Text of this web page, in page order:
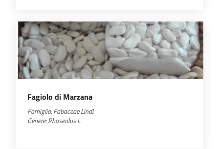
Fagiolo di Marzana
Famiglia: Fabaceae Lindl.
Genere: Phaseolus L.